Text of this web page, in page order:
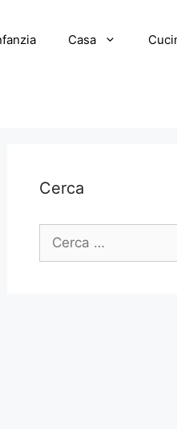
Casa
Cerca
Ricerca